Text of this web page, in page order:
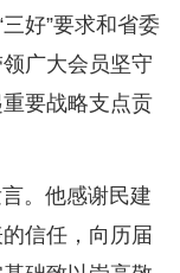
好”要求和省委
广大会员坚守
要战略支点贡
。他感谢民建
信任，向历届